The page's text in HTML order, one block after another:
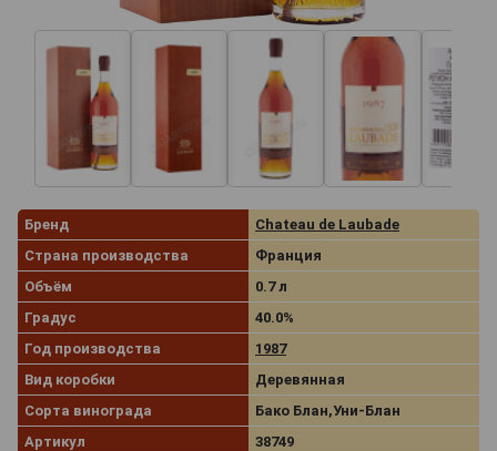
Бренд
Chateau de Laubade
Страна производства
Франция
Объём
0.7 л
Градус
40.0%
Год производства
1987
Вид коробки
Деревянная
Сорта винограда
Бако Блан,Уни-Блан
Артикул
38749